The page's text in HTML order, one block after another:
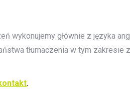
wykonujemy głównie z języka
tłumaczenia w tym zakresie
.